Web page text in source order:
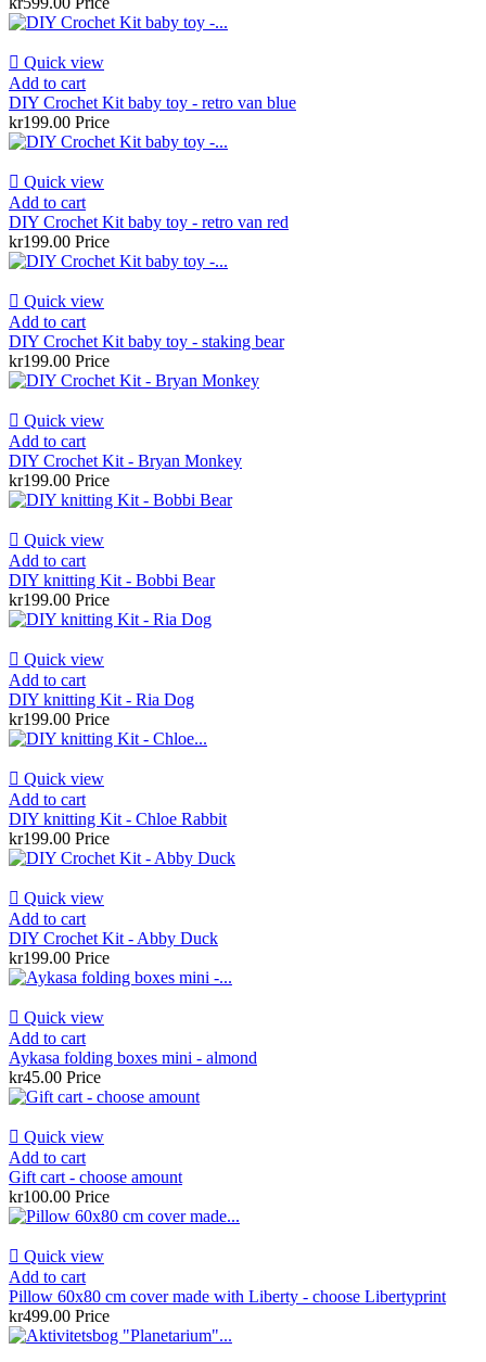
 Quick view
Add to cart
DIY Crochet Kit baby toy - retro van blue
kr199.00 Price
 Quick view
Add to cart
DIY Crochet Kit baby toy - retro van red
kr199.00 Price
 Quick view
Add to cart
DIY Crochet Kit baby toy - staking bear
kr199.00 Price
 Quick view
Add to cart
DIY Crochet Kit - Bryan Monkey
kr199.00 Price
 Quick view
Add to cart
DIY knitting Kit - Bobbi Bear
kr199.00 Price
 Quick view
Add to cart
DIY knitting Kit - Ria Dog
kr199.00 Price
 Quick view
Add to cart
DIY knitting Kit - Chloe Rabbit
kr199.00 Price
 Quick view
Add to cart
DIY Crochet Kit - Abby Duck
kr199.00 Price
 Quick view
Add to cart
Aykasa folding boxes mini - almond
kr45.00 Price
 Quick view
Add to cart
Gift cart - choose amount
kr100.00 Price
 Quick view
Add to cart
Pillow 60x80 cm cover made with Liberty - choose Libertyprint
kr499.00 Price